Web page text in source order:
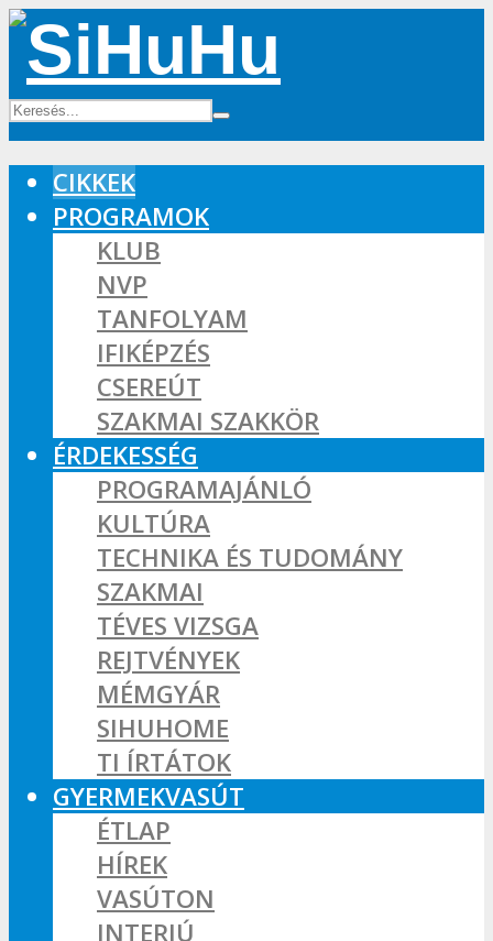
CIKKEK
PROGRAMOK
KLUB
NVP
TANFOLYAM
IFIKÉPZÉS
CSEREÚT
SZAKMAI SZAKKÖR
ÉRDEKESSÉG
PROGRAMAJÁNLÓ
KULTÚRA
TECHNIKA ÉS TUDOMÁNY
SZAKMAI
TÉVES VIZSGA
REJTVÉNYEK
MÉMGYÁR
SIHUHOME
TI ÍRTÁTOK
GYERMEKVASÚT
ÉTLAP
HÍREK
VASÚTON
INTERJÚ